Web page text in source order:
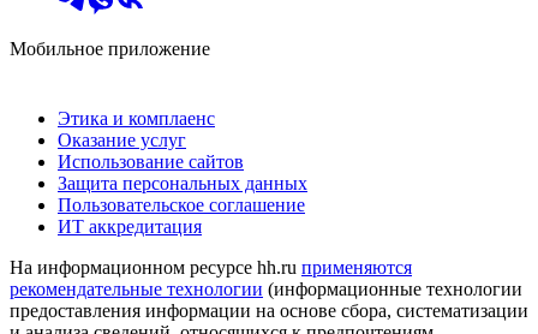
Мобильное приложение
Этика и комплаенс
Оказание услуг
Использование сайтов
Защита персональных данных
Пользовательское соглашение
ИТ аккредитация
На информационном ресурсе hh.ru применяются
рекомендательные технологии (информационные технологии
предоставления информации на основе сбора, систематизации